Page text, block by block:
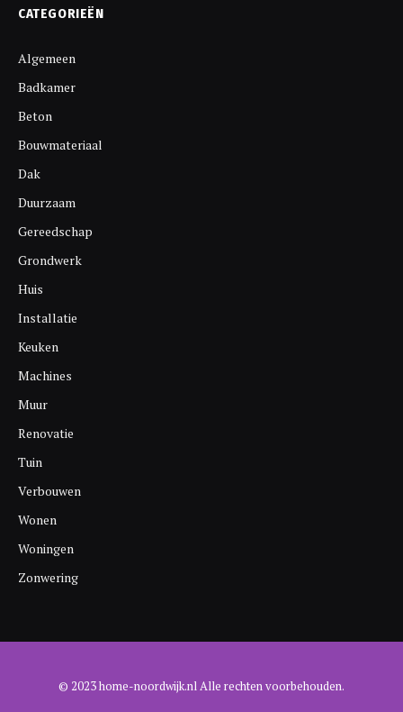
CATEGORIEËN
Algemeen
Badkamer
Beton
Bouwmateriaal
Dak
Duurzaam
Gereedschap
Grondwerk
Huis
Installatie
Keuken
Machines
Muur
Renovatie
Tuin
Verbouwen
Wonen
Woningen
Zonwering
© 2023 home-noordwijk.nl Alle rechten voorbehouden.